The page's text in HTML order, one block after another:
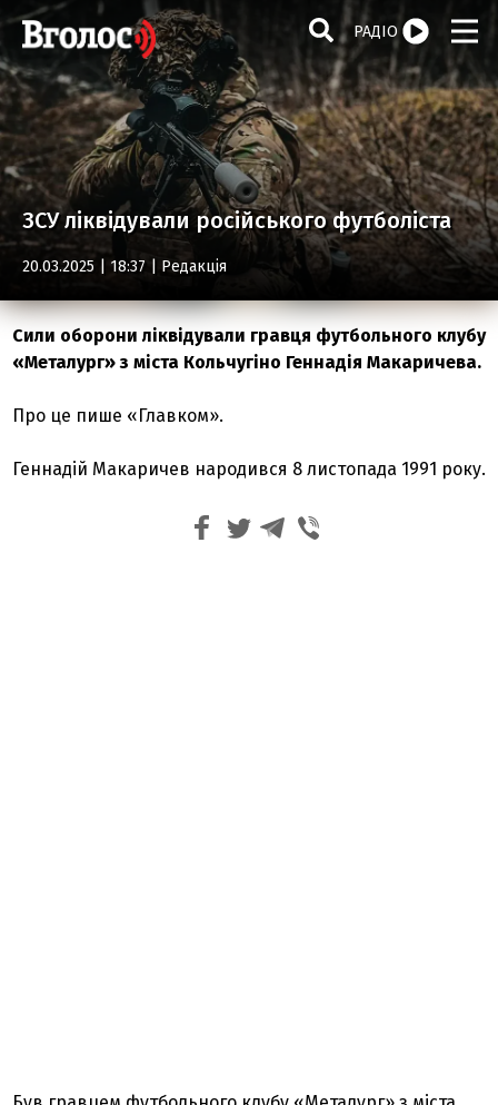
РАДІО
ЗСУ ліквідували російського футболіста
20.03.2025 | 18:37 | Редакція
Сили оборони ліквідували гравця футбольного клубу
«Металург» з міста Кольчугіно Геннадія Макаричева.
Про це пише «Главком».
Геннадій Макаричев народився 8 листопада 1991 року.